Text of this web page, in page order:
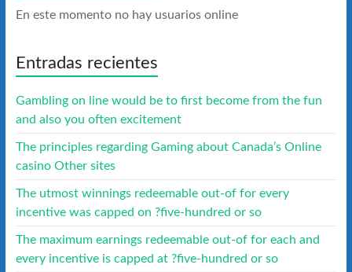
En este momento no hay usuarios online
Entradas recientes
Gambling on line would be to first become from the fun
and also you often excitement
The principles regarding Gaming about Canada’s Online
casino Other sites
The utmost winnings redeemable out-of for every
incentive was capped on ?five-hundred or so
The maximum earnings redeemable out-of for each and
every incentive is capped at ?five-hundred or so